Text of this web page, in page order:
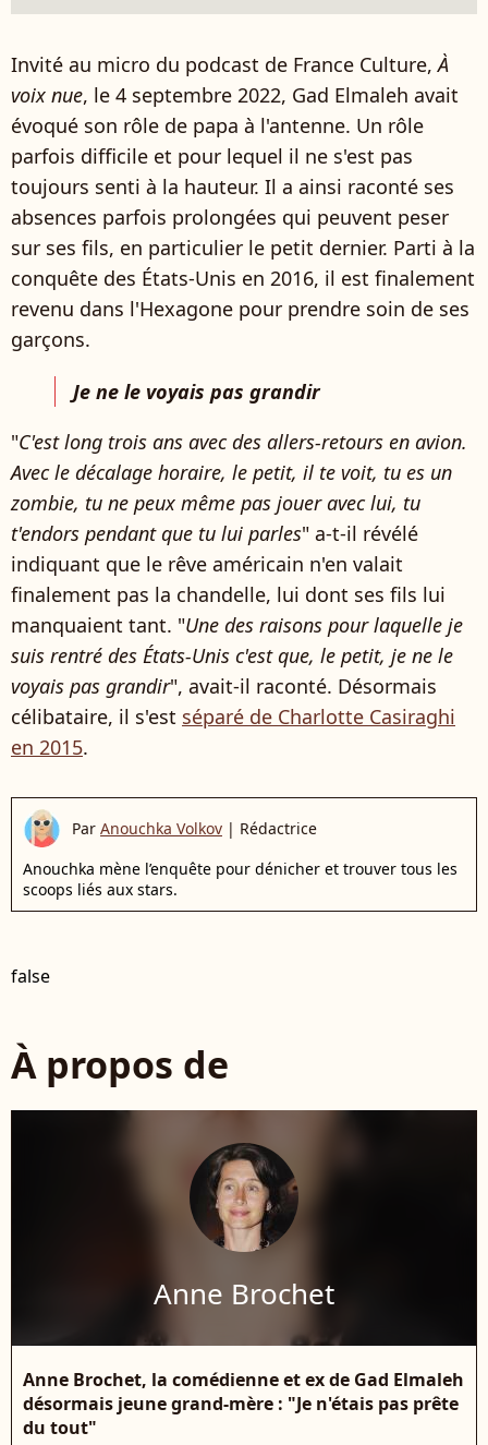
Invité au micro du podcast de France Culture,À
voix nue, le 4 septembre 2022, Gad Elmaleh avait
évoqué son rôle de papa à l'antenne. Un rôle
parfois difficile et pour lequel il ne s'est pas
toujours senti à la hauteur. Il a ainsi raconté ses
absences parfois prolongées qui peuvent peser
sur ses fils, en particulier le petit dernier. Parti à la
conquête des États-Unis en 2016, il est finalement
revenu dans l'Hexagone pour prendre soin de ses
garçons.
Je ne le voyais pas grandir
"C'est long trois ans avec des allers-retours en avion.
Avec le décalage horaire, le petit, il te voit, tu es un
zombie, tu ne peux même pas jouer avec lui, tu
t'endors pendant que tu lui parles" a-t-il révélé
indiquant que le rêve américain n'en valait
finalement pas la chandelle, lui dont ses fils lui
manquaient tant. "Une des raisons pour laquelle je
suis rentré des États-Unis c'est que, le petit, je ne le
voyais pas grandir", avait-il raconté. Désormais
célibataire, il s'est séparé de Charlotte Casiraghi
en 2015.
Par Anouchka Volkov | Rédactrice
Anouchka mène l’enquête pour dénicher et trouver tous les
scoops liés aux stars.
false
À propos de
Anne Brochet
Anne Brochet, la comédienne et ex de Gad Elmaleh
désormais jeune grand-mère : "Je n'étais pas prête
du tout"